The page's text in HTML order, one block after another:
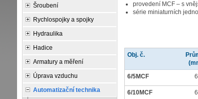
provedení MCF – s
série miniaturních
Obj. č.
6/5MCF 6
6/10MCF 6
Šroubení
Rychlospojky a spojky
Hydraulika
Hadice
Armatury a měření
Úprava vzduchu
Automatizační technika